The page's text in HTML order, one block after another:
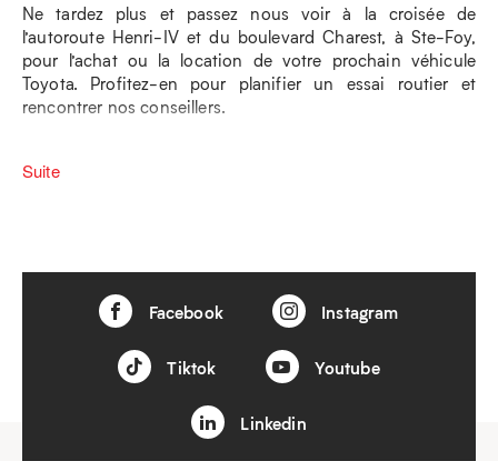
Ne tardez plus et passez nous voir à la croisée de
l’autoroute Henri-IV et du boulevard Charest, à Ste-Foy,
pour l’achat ou la location de votre prochain véhicule
Toyota. Profitez-en pour planifier un essai routier et
rencontrer nos conseillers.
Suite
Facebook Instagram
Tiktok Youtube
Linkedin